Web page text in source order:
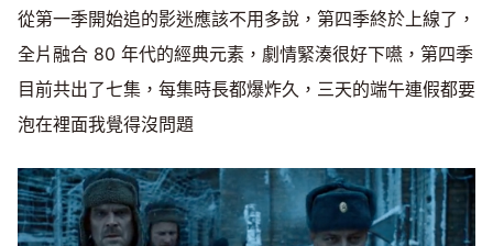
從第一季開始追的影迷應該不用多說，第四季終於上線了，
全片融合 80 年代的經典元素，劇情緊湊很好下嚥，第四季
目前共出了七集，每集時長都爆炸久，三天的端午連假都要
泡在裡面我覺得沒問題